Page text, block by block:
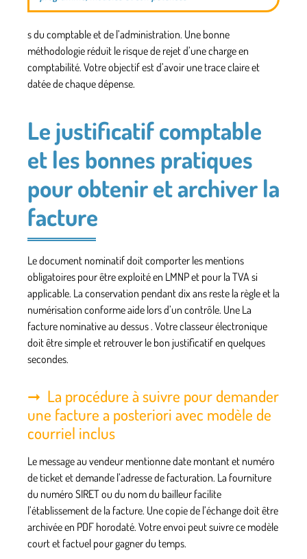
s du comptable et de l’administration. Une bonne
méthodologie réduit le risque de rejet d’une charge en
comptabilité. Votre objectif est d’avoir une trace claire et
datée de chaque dépense.
Le justificatif comptable
et les bonnes pratiques
pour obtenir et archiver la
facture
Le document nominatif doit comporter les mentions
obligatoires pour être exploité en LMNP et pour la TVA si
applicable. La conservation pendant dix ans reste la règle et la
numérisation conforme aide lors d’un contrôle. Une La
facture nominative au dessus . Votre classeur électronique
doit être simple et retrouver le bon justificatif en quelques
secondes.
La procédure à suivre pour demander
une facture a posteriori avec modèle de
courriel inclus
Le message au vendeur mentionne date montant et numéro
de ticket et demande l’adresse de facturation. La fourniture
du numéro SIRET ou du nom du bailleur facilite
l’établissement de la facture. Une copie de l’échange doit être
archivée en PDF horodaté. Votre envoi peut suivre ce modèle
court et factuel pour gagner du temps.